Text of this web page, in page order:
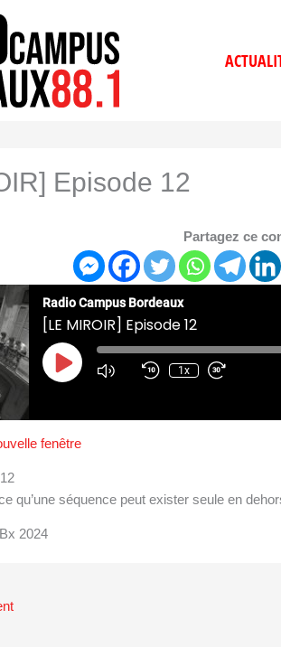
Episode 12
Partagez ce
Radio Campus Bordeaux
[LE MIROIR] Episode 12
Play
Episode
1x
fenêtre
qu’une séquence peut exister seule en
2024